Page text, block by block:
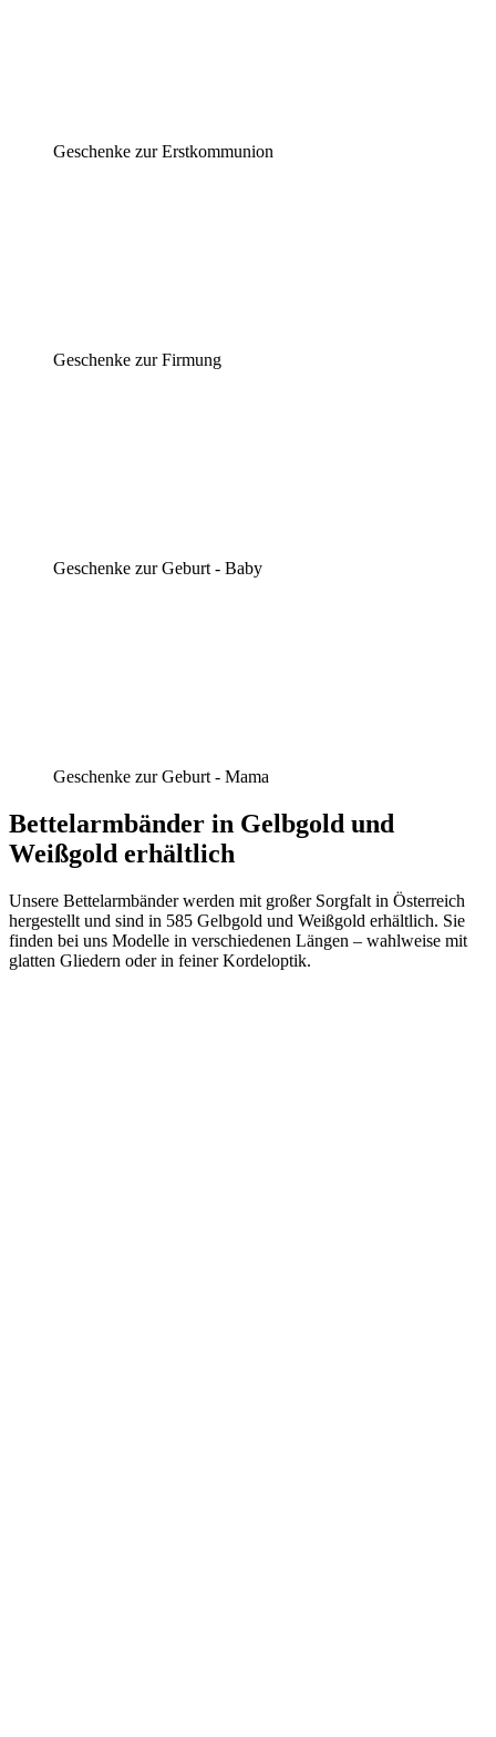
Geschenke zur Erstkommunion
Geschenke zur Firmung
Geschenke zur Geburt - Baby
Geschenke zur Geburt - Mama
Bettelarmbänder in Gelbgold und
Weißgold erhältlich
Unsere Bettelarmbänder werden mit großer Sorgfalt in Österreich
hergestellt und sind in 585 Gelbgold und Weißgold erhältlich. Sie
finden bei uns Modelle in verschiedenen Längen – wahlweise mit
glatten Gliedern oder in feiner Kordeloptik.